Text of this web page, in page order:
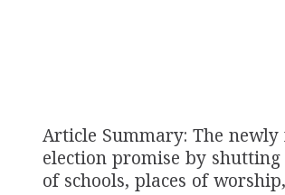
Article Summary: The
election promise by
of schools, places of